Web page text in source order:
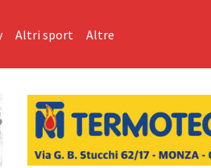
Altri sport Altre